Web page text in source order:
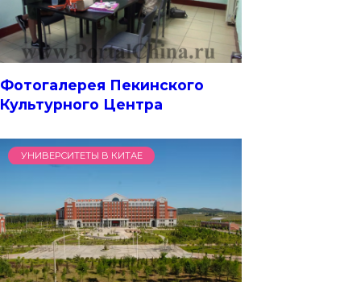
Фотогалерея Пекинского
Культурного Центра
УНИВЕРСИТЕТЫ В КИТАЕ